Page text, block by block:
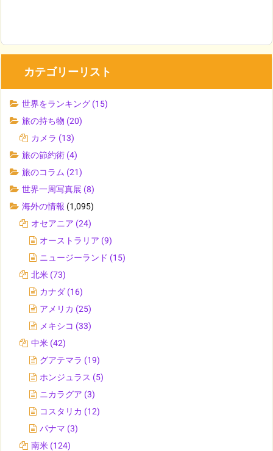
カテゴリーリスト
世界をランキング (15)
旅の持ち物 (20)
カメラ (13)
旅の節約術 (4)
旅のコラム (21)
世界一周写真展 (8)
海外の情報 (1,095)
オセアニア (24)
オーストラリア (9)
ニュージーランド (15)
北米 (73)
カナダ (16)
アメリカ (25)
メキシコ (33)
中米 (42)
グアテマラ (19)
ホンジュラス (5)
ニカラグア (3)
コスタリカ (12)
パナマ (3)
南米 (124)